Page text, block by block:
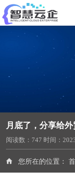
月底了，分享给
阅读数： 747 时间：
您所在的位置：